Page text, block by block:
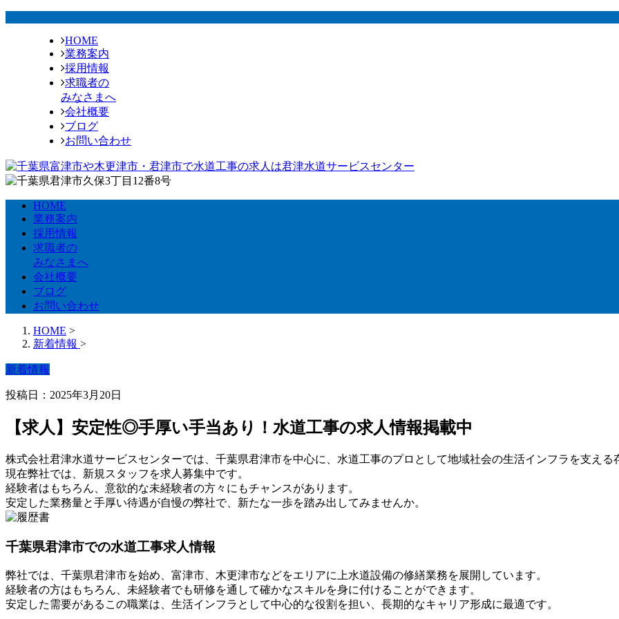
HOME
業務案内
採用情報
求職者の
みなさまへ
会社概要
ブログ
お問い合わせ
HOME
業務案内
採用情報
求職者の
みなさまへ
会社概要
ブログ
お問い合わせ
HOME >
新着情報 >
新着情報
投稿日：2025年3月20日
【求人】安定性◎手厚い手当あり！水道工事の求人情報掲載中
株式会社君津水道サービスセンターでは、千葉県君津市を中心に、水道工事のプロとして地域社会の生活インフラを支える
現在弊社では、新規スタッフを求人募集中です。
経験者はもちろん、意欲的な未経験者の方々にもチャンスがあります。
安定した業務量と手厚い待遇が自慢の弊社で、新たな一歩を踏み出してみませんか。
千葉県君津市での水道工事求人情報
弊社では、千葉県君津市を始め、富津市、木更津市などをエリアに上水道設備の修繕業務を展開しています。
経験者の方はもちろん、未経験者でも研修を通して確かなスキルを身に付けることができます。
安定した需要があるこの職業は、生活インフラとして中心的な役割を担い、長期的なキャリア形成に最適です。